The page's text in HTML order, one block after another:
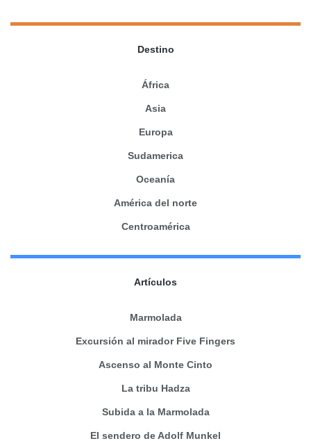
Destino
África
Asia
Europa
Sudamerica
Oceanía
América del norte
Centroamérica
Artículos
Marmolada
Excursión al mirador Five Fingers
Ascenso al Monte Cinto
La tribu Hadza
Subida a la Marmolada
El sendero de Adolf Munkel